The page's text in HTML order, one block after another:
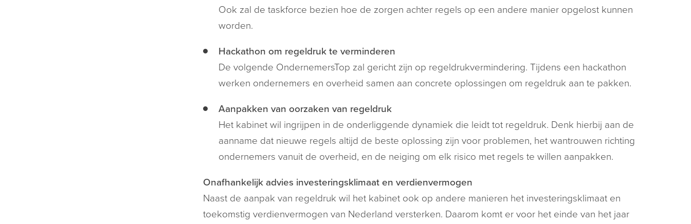
Ook zal de taskforce bezien hoe de zorgen achter regels op een andere manier opgelost kunnen
worden.
Hackathon om regeldruk te verminderen
De volgende OndernemersTop zal gericht zijn op regeldrukvermindering. Tijdens een hackathon
werken ondernemers en overheid samen aan concrete oplossingen om regeldruk aan te pakken.
Aanpakken van oorzaken van regeldruk
Het kabinet wil ingrijpen in de onderliggende dynamiek die leidt tot regeldruk. Denk hierbij aan de
aanname dat nieuwe regels altijd de beste oplossing zijn voor problemen, het wantrouwen richting
ondernemers vanuit de overheid, en de neiging om elk risico met regels te willen aanpakken.
Onafhankelijk advies investeringsklimaat en verdienvermogen
Naast de aanpak van regeldruk wil het kabinet ook op andere manieren het investeringsklimaat en
toekomstig verdienvermogen van Nederland versterken. Daarom komt er voor het einde van het jaar